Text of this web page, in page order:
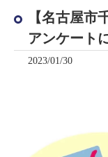
【名古屋市
アンケート
2023/01/30